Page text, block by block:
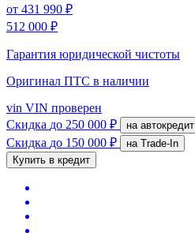
от 431 990 ₽
512 000 ₽
Гарантия юридической чистоты
Оригинал ПТС в наличии
vin VIN проверен
Скидка до 250 000 ₽ на автокредит
Скидка до 150 000 ₽
на Trade-In
Купить в кредит